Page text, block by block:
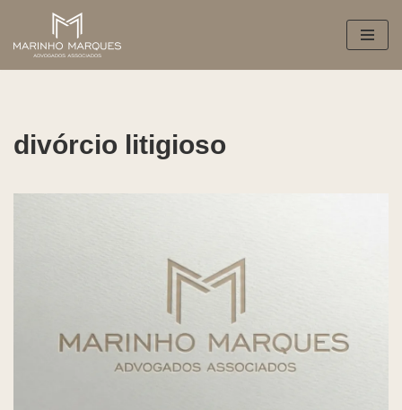
Pular
para
divórcio litigioso